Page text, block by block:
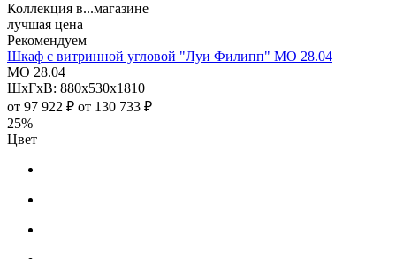
Коллекция в...магазине
лучшая цена
Рекомендуем
Шкаф с витринной угловой "Луи Филипп" МО 28.04
МО 28.04
ШхГхВ: 880х530х1810
от 97 922 ₽ от 130 733 ₽
25%
Цвет